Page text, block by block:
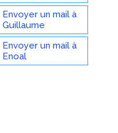
Envoyer un mail à
Guillaume
Envoyer un mail à
Enoal